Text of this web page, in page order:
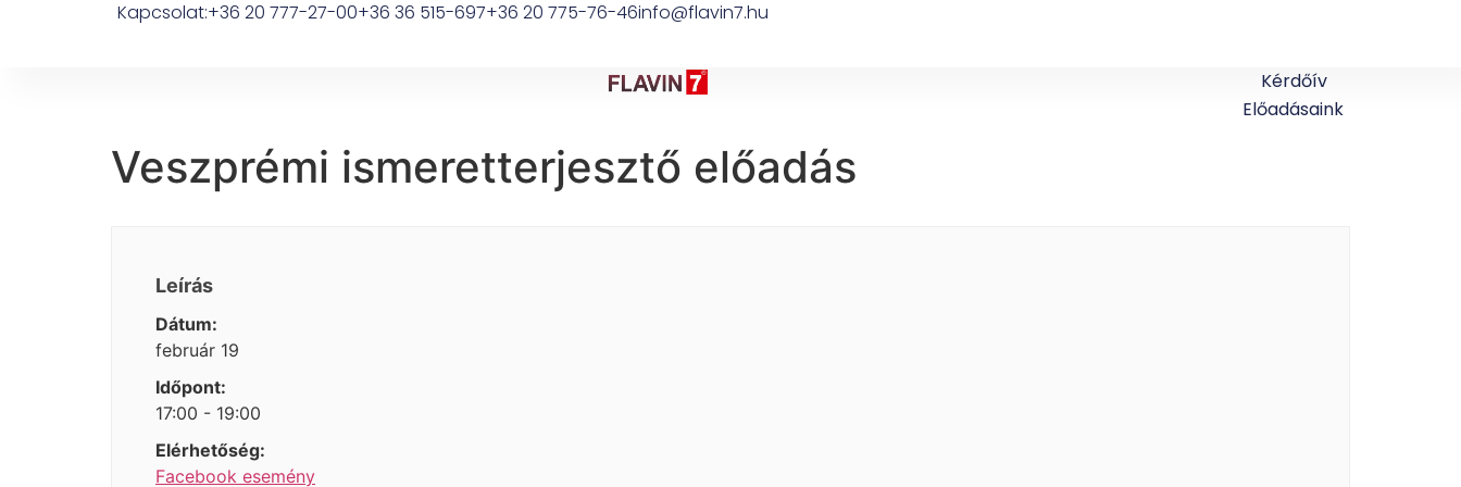
Kapcsolat:+36 20 777-27-00+36 36 515-697+36 20 775-76-46info@flavin7.hu
Kérdőív
Előadásaink
Veszprémi ismeretterjesztő előadás
Leírás
Dátum:
február 19
Időpont:
17:00 - 19:00
Elérhetőség:
Facebook esemény